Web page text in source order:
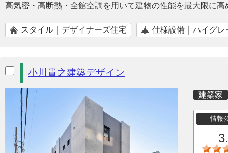
高気密・高断熱・全館空調を用いて建物の性能を最大限に
スタイル｜デザイナーズ住宅 仕様設備｜ハイグレ
小川貴之建築デザイン
建築家
情報